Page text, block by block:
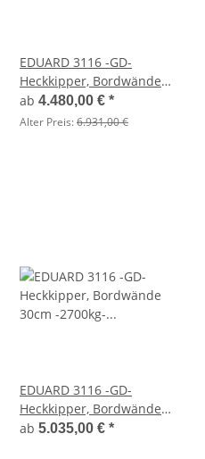
EDUARD 3116 -GD-
Heckkipper, Bordwände
30cm -2700kg- E-Pumpe -
Lfh: 63cm -195/50R13
ab 4.480,00 € *
Alter Preis:6.931,00 €
EDUARD 3116 -GD-
Heckkipper, Bordwände
30cm -2700kg- E-Pumpe -
ab 5.035,00 € *